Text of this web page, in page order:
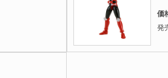
価
発